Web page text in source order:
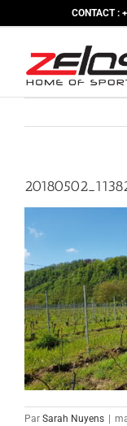
CONTACT :
Par Sarah Nuyens